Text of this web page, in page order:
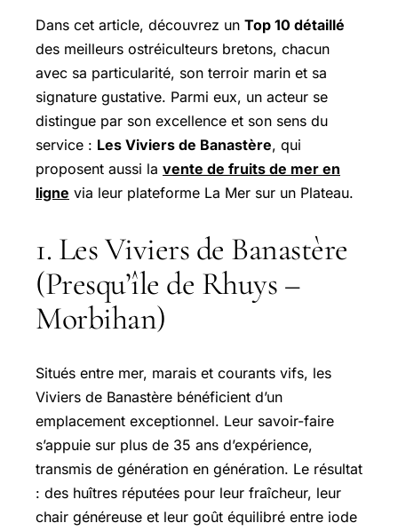
Dans cet article, découvrez un Top 10 détaillé
des meilleurs ostréiculteurs bretons, chacun
avec sa particularité, son terroir marin et sa
signature gustative. Parmi eux, un acteur se
distingue par son excellence et son sens du
service : Les Viviers de Banastère, qui
proposent aussi la vente de fruits de mer en
ligne via leur plateforme La Mer sur un Plateau.
1. Les Viviers de Banastère
(Presqu’île de Rhuys –
Morbihan)
Situés entre mer, marais et courants vifs, les
Viviers de Banastère bénéficient d’un
emplacement exceptionnel. Leur savoir-faire
s’appuie sur plus de 35 ans d’expérience,
transmis de génération en génération. Le résultat
: des huîtres réputées pour leur fraîcheur, leur
chair généreuse et leur goût équilibré entre iode